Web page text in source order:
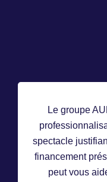
Le groupe
spectacle
financement
peut vous